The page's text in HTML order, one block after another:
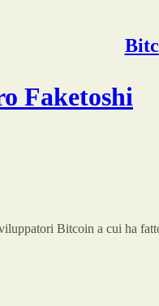
Faketoshi
Bitcoin a cui ha